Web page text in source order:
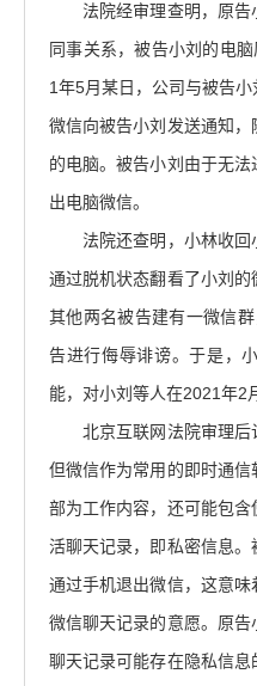
法院经审理查明，原告
同事关系，被告小刘的电
1年5月某日，公司与被告
微信向被告小刘发送通知
的电脑。被告小刘由于无
出电脑微信。
法院还查明，小林收回
通过脱机状态翻看了小刘
其他两名被告建有一微信
告进行侮辱诽谤。于是，
能，对小刘等人在2021年2
北京互联网法院审理后
但微信作为常用的即时通
部为工作内容，还可能包
活聊天记录，即私密信息
通过手机退出微信，这意
微信聊天记录的意愿。原
聊天记录可能存在隐私信